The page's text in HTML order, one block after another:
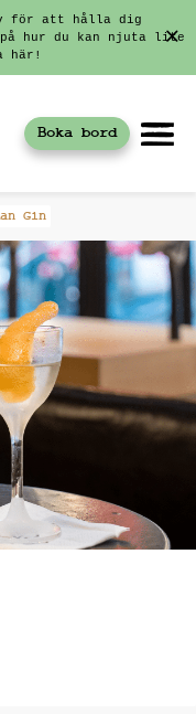
för att hålla dig
hur du kan njuta lite
här!
Boka bord
Gin